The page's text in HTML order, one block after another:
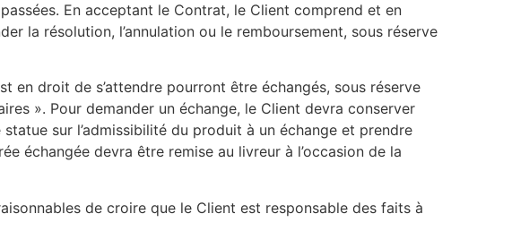
En acceptant le Contrat, le Client comprend et en
la résolution, l’annulation ou le remboursement, sous réserve
en droit de s’attendre pourront être échangés, sous réserve
». Pour demander un échange, le Client devra conserver
statue sur l’admissibilité du produit à un échange et prendre
échangée devra être remise au livreur à l’occasion de la
de croire que le Client est responsable des faits à